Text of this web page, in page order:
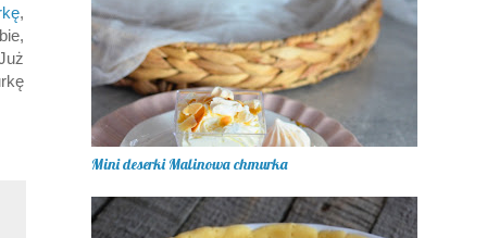
,
Mini deserki Malinowa chmurka